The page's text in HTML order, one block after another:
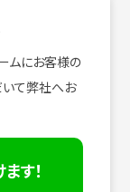
ムにお客様の
て弊社へお
す！